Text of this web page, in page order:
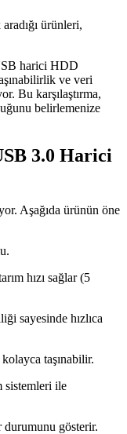
ürünleri,
harici HDD
ve veri
Bu karşılaştırma,
belirlemenize
3.0 Harici
Aşağıda ürünün öne
hızı sağlar (5
sayesinde hızlıca
taşınabilir.
sistemleri ile
gösterir.